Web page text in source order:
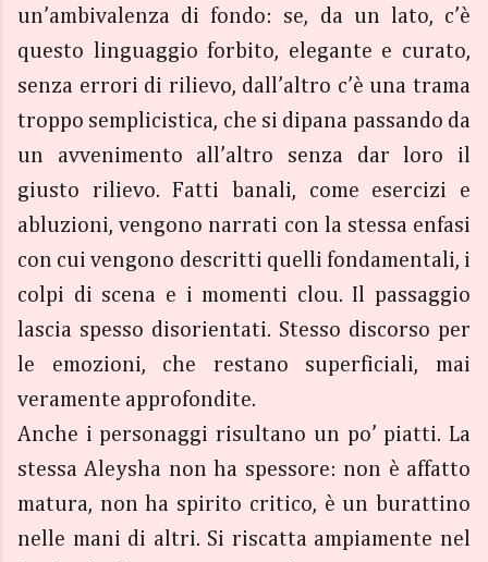
un’ambivalenza di fondo: se, da un lato, c’è
questo linguaggio forbito, elegante e curato,
senza errori di rilievo, dall’altro c’è una trama
troppo semplicistica, che si dipana passando da
un avvenimento all’altro senza dar loro il
giusto rilievo. Fatti banali, come esercizi e
abluzioni, vengono narrati con la stessa enfasi
con cui vengono descritti quelli fondamentali, i
colpi di scena e i momenti clou. Il passaggio
lascia spesso disorientati. Stesso discorso per
le emozioni, che restano superficiali, mai
veramente approfondite.
Anche i personaggi risultano un po’ piatti. La
stessa Aleysha non ha spessore: non è affatto
matura, non ha spirito critico, è un burattino
nelle mani di altri. Si riscatta ampiamente nel